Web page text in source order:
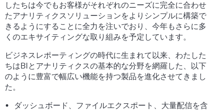
したちは今でもお客様がそれぞれのニーズに完全に合わせ
たアナリティクスソリューションをよりシンプルに構築で
きるようにすることに全力を注いでおり、今年もさらに多
くのエキサイティングな取り組みを予定しています。
ビジネスレポーティングの時代に生まれて以来、わたした
ちはBIとアナリティクスの基本的な分野を網羅した、以下
のように豊富で幅広い機能を持つ製品を進化させてきまし
た。
ダッシュボード、ファイルエクスポート、大量配信を含